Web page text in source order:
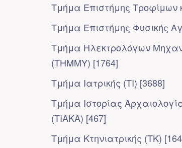
Τμήμα Επιστήμης Τροφίμων
Τμήμα Επιστήμης Φυσικής
Τμήμα Ηλεκτρολόγων
(ΤΗΜΜΥ) [1764]
Τμήμα Ιατρικής (ΤΙ) [3688]
Τμήμα Ιστορίας
(ΤΙΑΚΑ) [467]
Τμήμα Κτηνιατρικής (ΤΚ)